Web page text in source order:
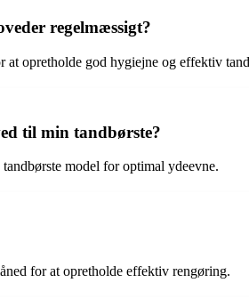
regelmæssigt?
opretholde god hygiejne og effektiv
til min tandbørste?
model for optimal ydeevne.
for at opretholde effektiv rengøring.